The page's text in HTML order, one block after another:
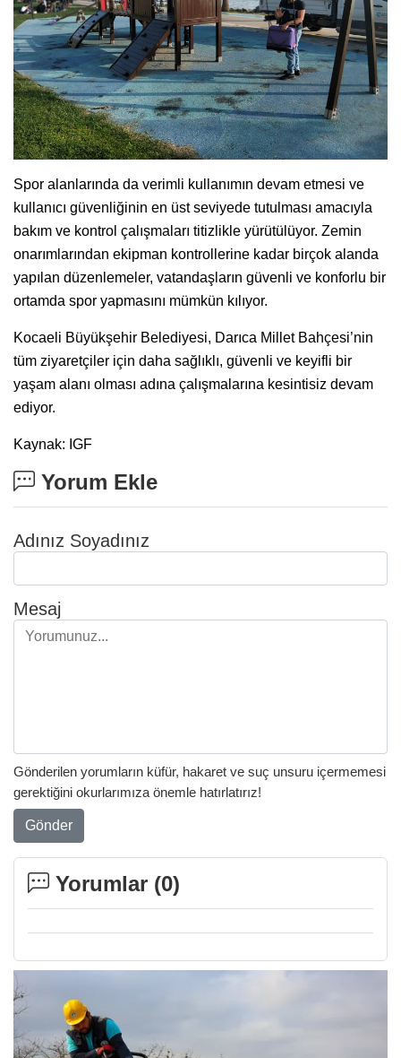
Spor alanlarında da verimli kullanımın devam etmesi ve
kullanıcı güvenliğinin en üst seviyede tutulması amacıyla
bakım ve kontrol çalışmaları titizlikle yürütülüyor. Zemin
onarımlarından ekipman kontrollerine kadar birçok alanda
yapılan düzenlemeler, vatandaşların güvenli ve konforlu bir
ortamda spor yapmasını mümkün kılıyor.
Kocaeli Büyükşehir Belediyesi, Darıca Millet Bahçesi’nin
tüm ziyaretçiler için daha sağlıklı, güvenli ve keyifli bir
yaşam alanı olması adına çalışmalarına kesintisiz devam
ediyor.
Kaynak: IGF
Yorum Ekle
Adınız Soyadınız
Mesaj
Gönderilen yorumların küfür, hakaret ve suç unsuru içermemesi
gerektiğini okurlarımıza önemle hatırlatırız!
Gönder
Yorumlar (0)